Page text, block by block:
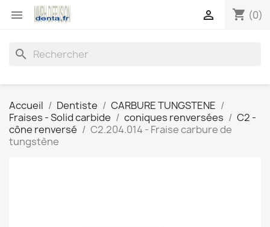
 shopping_cart (0)

search
Accueil Dentiste
CARBURE TUNGSTENE
Fraises - Solid carbide
coniques renversées
C2 -
cône renversé
C2.204.014 - Fraise carbure de
tungstène